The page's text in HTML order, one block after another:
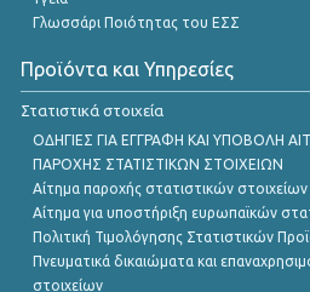
Γλωσσάρι Ποιότητας του ΕΣΣ
Προϊόντα και Υπηρεσίες
Στατιστικά στοιχεία
ΟΔΗΓΙΕΣ ΓΙΑ ΕΓΓΡΑΦΗ ΚΑΙ ΥΠΟΒΟΛΗ
ΠΑΡΟΧΗΣ ΣΤΑΤΙΣΤΙΚΩΝ ΣΤΟΙΧΕΙΩΝ
Αίτημα παροχής στατιστικών στοιχείων
Αίτημα για υποστήριξη ευρωπαϊκών
Πολιτική Τιμολόγησης Στατιστικών
Πνευματικά δικαιώματα και
στοιχείων